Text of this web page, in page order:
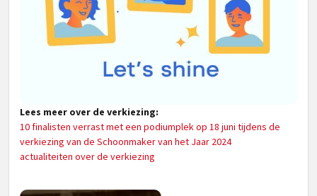
Lees meer over de verkiezing:
10 finalisten verrast met een podiumplek op 18 juni tijdens de
verkiezing van de Schoonmaker van het Jaar 2024
actualiteiten over de verkiezing